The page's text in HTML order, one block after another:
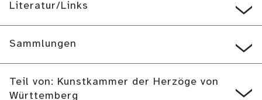
Literatur/Links
Sammlungen
Teil von: Kunstkammer der Herzöge von
Württemberg